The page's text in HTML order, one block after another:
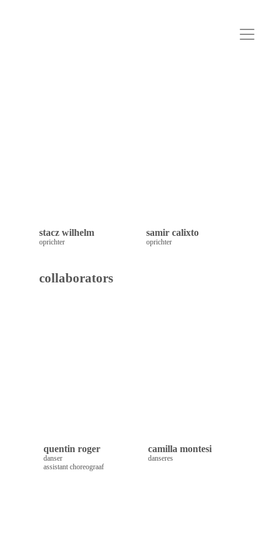
stacz wilhelm
oprichter
samir calixto
oprichter
collaborators
quentin roger
danser
assistant choreograaf
camilla montesi
danseres